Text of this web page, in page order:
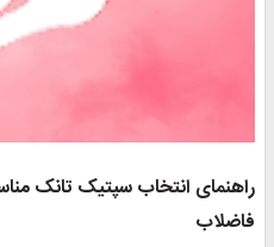
راهنمای انتخاب سپتیک تانک
فاضلاب